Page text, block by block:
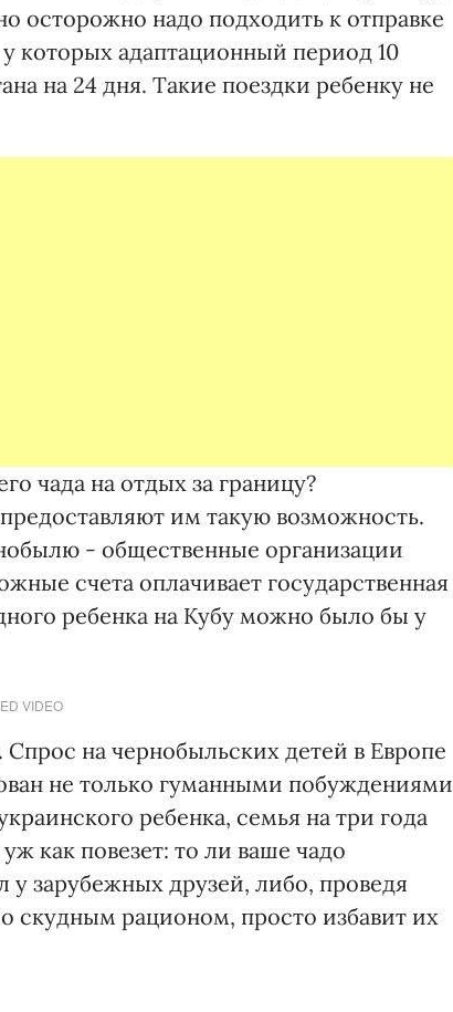
осторожно надо подходить к отправке
которых адаптационный период 10
на 24 дня. Такие поездки ребенку не
чада на отдых за границу?
им такую возможность.
- общественные организации
счета оплачивает государственная
ребенка на Кубу можно было бы у
VIDEO
на чернобыльских детей в Европе
не только гуманными побуждениями
ребенка, семья на три года
как повезет: то ли ваше чадо
у зарубежных друзей, либо, проведя
скудным рационом, просто избавит их